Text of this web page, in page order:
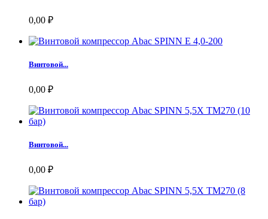
0,00 ₽
Винтовой...
0,00 ₽
Винтовой...
0,00 ₽